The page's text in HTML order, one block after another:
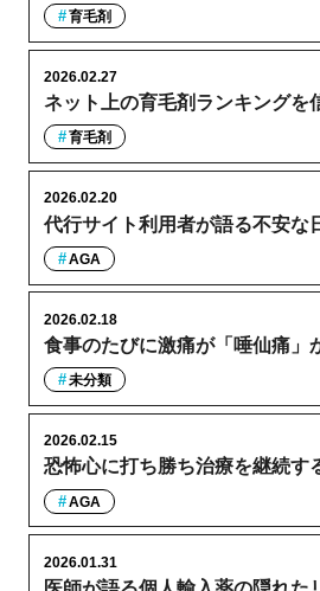
育毛剤
ネット上の育毛剤ランキングを
2026.02.27
育毛剤
代行サイト利用者が語る不安な
2026.02.20
AGA
食事のたびに激痛が「唾仙痛」
2026.02.18
未分類
恐怖心に打ち勝ち治療を継続す
2026.02.15
AGA
2026.01.31